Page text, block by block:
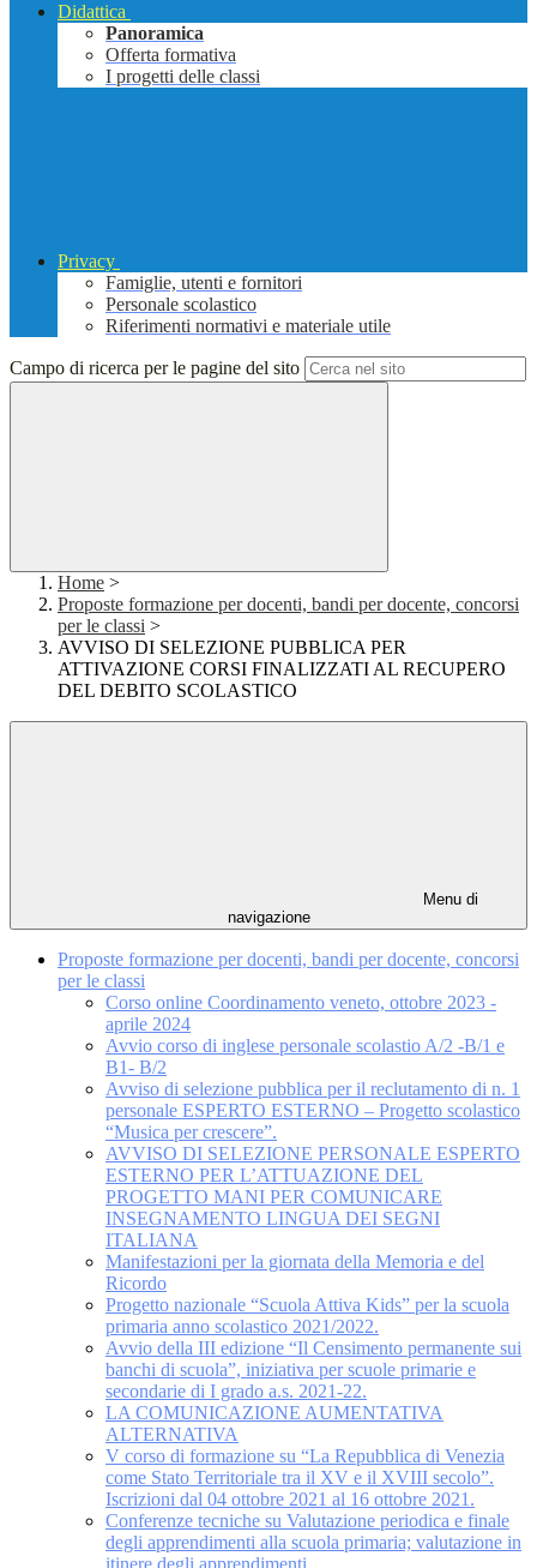
Didattica
Panoramica
Offerta formativa
I progetti delle classi
Privacy
Famiglie, utenti e fornitori
Personale scolastico
Riferimenti normativi e materiale utile
Campo di ricerca per le pagine del sito
Home >
Proposte formazione per docenti, bandi per docente, concorsi
per le classi >
AVVISO DI SELEZIONE PUBBLICA PER
ATTIVAZIONE CORSI FINALIZZATI AL RECUPERO
DEL DEBITO SCOLASTICO
Menu di
navigazione
Proposte formazione per docenti, bandi per docente, concorsi
per le classi
Corso online Coordinamento veneto, ottobre 2023 -
aprile 2024
Avvio corso di inglese personale scolastio A/2 -B/1 e
B1- B/2
Avviso di selezione pubblica per il reclutamento di n. 1
personale ESPERTO ESTERNO – Progetto scolastico
“Musica per crescere”.
AVVISO DI SELEZIONE PERSONALE ESPERTO
ESTERNO PER L’ATTUAZIONE DEL
PROGETTO MANI PER COMUNICARE
INSEGNAMENTO LINGUA DEI SEGNI
ITALIANA
Manifestazioni per la giornata della Memoria e del
Ricordo
Progetto nazionale “Scuola Attiva Kids” per la scuola
primaria anno scolastico 2021/2022.
Avvio della III edizione “Il Censimento permanente sui
banchi di scuola”, iniziativa per scuole primarie e
secondarie di I grado a.s. 2021-22.
LA COMUNICAZIONE AUMENTATIVA
ALTERNATIVA
V corso di formazione su “La Repubblica di Venezia
come Stato Territoriale tra il XV e il XVIII secolo”.
Iscrizioni dal 04 ottobre 2021 al 16 ottobre 2021.
Conferenze tecniche su Valutazione periodica e finale
degli apprendimenti alla scuola primaria; valutazione in